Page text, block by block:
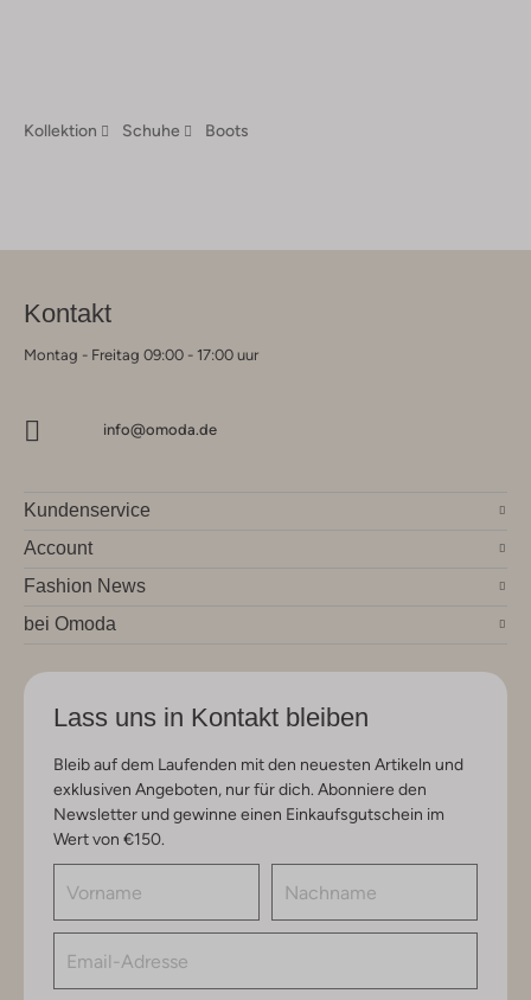
Kollektion Schuhe Boots
Kontakt
Montag - Freitag 09:00 - 17:00 uur
info@omoda.de
Kundenservice
Account
Fashion News
bei Omoda
Lass uns in Kontakt bleiben
Bleib auf dem Laufenden mit den neuesten Artikeln und
exklusiven Angeboten, nur für dich. Abonniere den
Newsletter und gewinne einen Einkaufsgutschein im
Wert von €150.